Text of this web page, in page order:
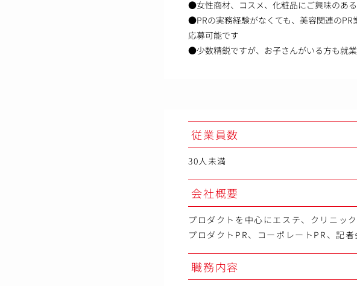
●女性商材、コスメ、化粧品にご興味のあ
●PRの実務経験がなくても、美容関連の
応募可能です
●少数精鋭ですが、お子さんがいる方も就
従業員数
30人未満
会社概要
プロダクトを中心にエステ、クリニッ
プロダクトPR、コーポレートPR、記
職務内容